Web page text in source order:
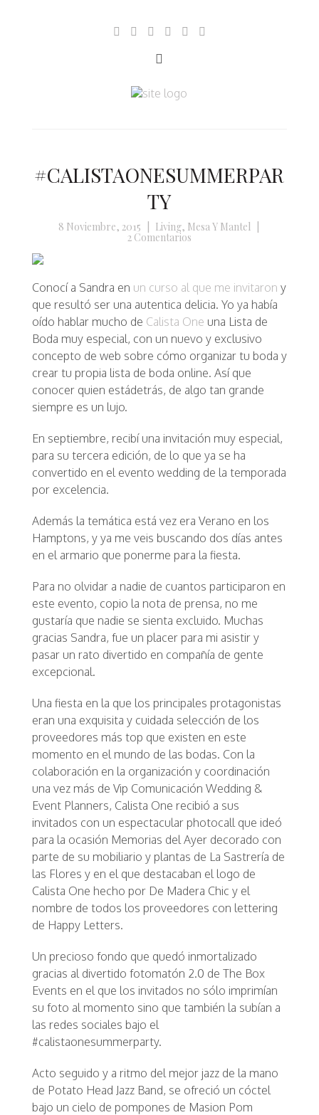
#CALISTAONESUMMERPAR
TY
8 Noviembre, 2015 Living, Mesa Y Mantel
2 Comentarios
Conocí a Sandra en un curso al que me invitaron y
que resultó ser una autentica delicia. Yo ya había
oído hablar mucho de Calista One una Lista de
Boda muy especial, con un nuevo y exclusivo
concepto de web sobre cómo organizar tu boda y
crear tu propia lista de boda online. Así que
conocer quien estádetrás, de algo tan grande
siempre es un lujo.
En septiembre, recibí una invitación muy especial,
para su tercera edición, de lo que ya se ha
convertido en el evento wedding de la temporada
por excelencia.
Además la temática está vez era Verano en los
Hamptons, y ya me veis buscando dos días antes
en el armario que ponerme para la fiesta.
Para no olvidar a nadie de cuantos participaron en
este evento, copio la nota de prensa, no me
gustaría que nadie se sienta excluido. Muchas
gracias Sandra, fue un placer para mi asistir y
pasar un rato divertido en compañía de gente
excepcional.
Una fiesta en la que los principales protagonistas
eran una exquisita y cuidada selección de los
proveedores más top que existen en este
momento en el mundo de las bodas. Con la
colaboración en la organización y coordinación
una vez más de Vip Comunicación Wedding &
Event Planners, Calista One recibió a sus
invitados con un espectacular photocall que ideó
para la ocasión Memorias del Ayer decorado con
parte de su mobiliario y plantas de La Sastrería de
las Flores y en el que destacaban el logo de
Calista One hecho por De Madera Chic y el
nombre de todos los proveedores con lettering
de Happy Letters.
Un precioso fondo que quedó inmortalizado
gracias al divertido fotomatón 2.0 de The Box
Events en el que los invitados no sólo imprimían
su foto al momento sino que también la subían a
las redes sociales bajo el
#calistaonesummerparty.
Acto seguido y a ritmo del mejor jazz de la mano
de Potato Head Jazz Band, se ofreció un cóctel
bajo un cielo de pompones de Masion Pom